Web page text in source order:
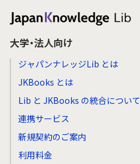
大学・法人向け
ジャパンナレッジLib とは
JKBooks とは
Lib と JKBooks の統合について
連携サービス
新規契約のご案内
利用料金